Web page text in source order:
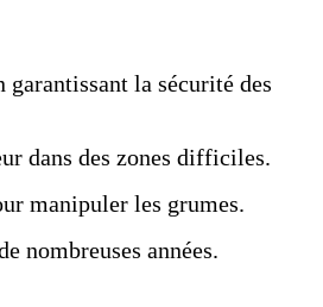
la sécurité des
dans des zones difficiles.
manipuler les grumes.
nombreuses années.